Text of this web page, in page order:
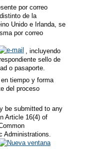
por correo
de la
Unido e Irlanda, se
por correo
, incluyendo
sello de
o pasaporte.
tiempo y forma
del proceso
be submitted to any
Article 16(4) of
Administrations.